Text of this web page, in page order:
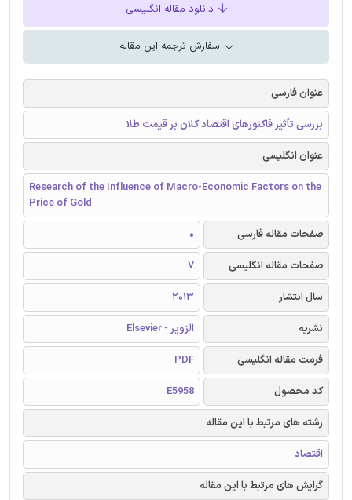
دانلود مقاله انگلیسی
سفارش ترجمه این مقاله
عنوان فارسی
بررسی تأثیر فاکتورهای اقتصاد کلان بر قیمت طلا
عنوان انگلیسی
Research of the Influence of Macro-Economic Factors on the
Price of Gold
صفحات مقاله فارسی
0
صفحات مقاله انگلیسی
7
سال انتشار
2013
نشریه
الزویر - Elsevier
فرمت مقاله انگلیسی
PDF
کد محصول
E5958
رشته های مرتبط با این مقاله
اقتصاد
گرایش های مرتبط با این مقاله